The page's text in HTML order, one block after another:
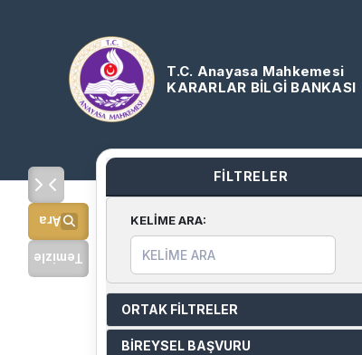
T.C. Anayasa Mahkemesi
KARARLAR BİLGİ BANKASI
Ara
Temizle
FİLTRELER
KELİME ARA:
ORTAK FİLTRELER
BİREYSEL BAŞVURU